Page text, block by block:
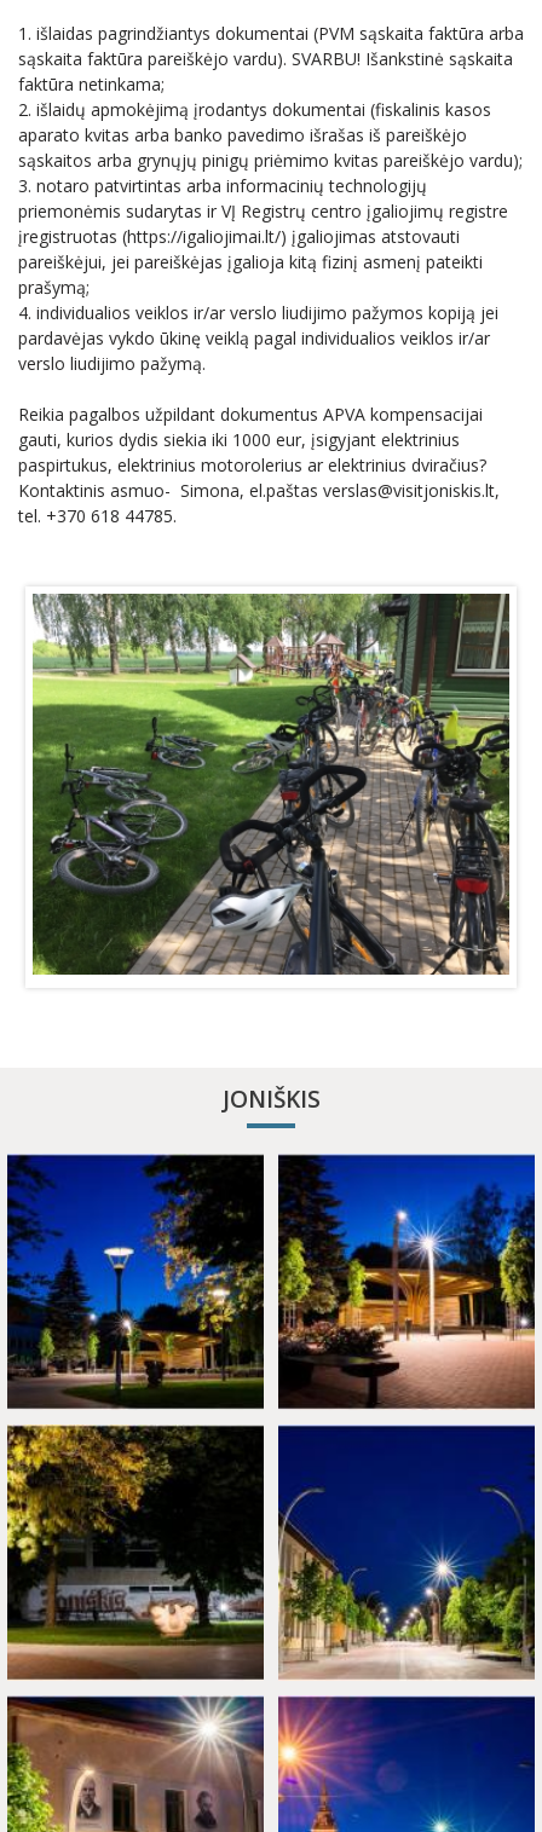
1. išlaidas pagrindžiantys dokumentai (PVM sąskaita faktūra arba
sąskaita faktūra pareiškėjo vardu). SVARBU! Išankstinė sąskaita
faktūra netinkama;
2. išlaidų apmokėjimą įrodantys dokumentai (fiskalinis kasos
aparato kvitas arba banko pavedimo išrašas iš pareiškėjo
sąskaitos arba grynųjų pinigų priėmimo kvitas pareiškėjo vardu);
3. notaro patvirtintas arba informacinių technologijų
priemonėmis sudarytas ir VĮ Registrų centro įgaliojimų registre
įregistruotas (https://igaliojimai.lt/) įgaliojimas atstovauti
pareiškėjui, jei pareiškėjas įgalioja kitą fizinį asmenį pateikti
prašymą;
4. individualios veiklos ir/ar verslo liudijimo pažymos kopiją jei
pardavėjas vykdo ūkinę veiklą pagal individualios veiklos ir/ar
verslo liudijimo pažymą.
Reikia pagalbos užpildant dokumentus APVA kompensacijai
gauti, kurios dydis siekia iki 1000 eur, įsigyjant elektrinius
paspirtukus, elektrinius motorolerius ar elektrinius dviračius?
Kontaktinis asmuo- Simona, el.paštas verslas@visitjoniskis.lt,
tel. +370 618 44785.
JONIŠKIS